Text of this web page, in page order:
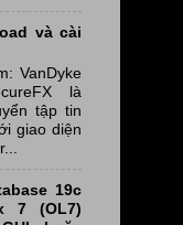
và cài
VanDyke
là
tập tin
giao diện
19c
7 (OL7)